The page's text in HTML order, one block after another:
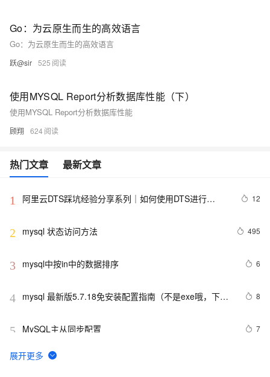
Go：为云原生而生的高效语言
Go：为云原生而生的高效语言
跃@sir 525
使用MYSQL Report分析数据库性能（下）
使用MYSQL Report分析数据库性能
顾翔 624
热门文章 最新文章
1
阿里云DTS踩坑经验分享系列｜如何使用DTS进行
12
2 mysql 状态访问方法 495
3 mysql中按in中的数据排序 6
4 mysql 最新版5.7.18免安装配置指南（不是exe哦，下载
8
5 MySQL主从同步配置 7
6 PostgreSQL\MySQL比较